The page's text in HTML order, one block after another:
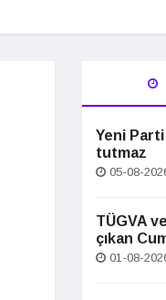
Yeni
tutmaz
05-08-
TÜGVA
çıkan
01-08-